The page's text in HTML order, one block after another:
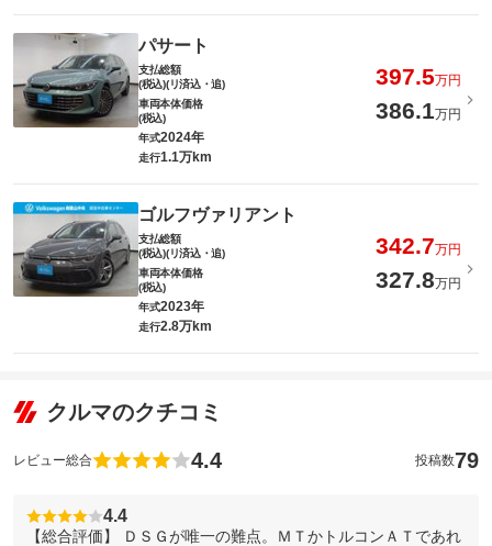
パサート
支払総額
(税込)(リ済込・追)
397.5万円
車両本体価格
(税込)
386.1万円
年式2024年
走行1.1万km
ゴルフヴァリアント
支払総額
(税込)(リ済込・追)
342.7万円
車両本体価格
(税込)
327.8万円
年式2023年
走行2.8万km
クルマのクチコミ
レビュー総合 4.4 投稿数79
4.4
【総合評価】 ＤＳＧが唯一の難点。ＭＴかトルコンＡＴであれ